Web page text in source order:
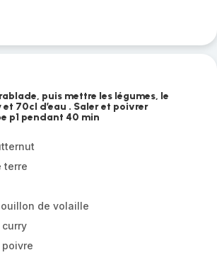
puis mettre les légumes, le
70cl d’eau . Saler et poivrer
p1 pendant 40 min
terre
de volaille
curry
poivre